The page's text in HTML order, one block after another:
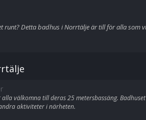
runt? Detta badhus i Norrtälje är till för alla som
välkomna till deras 25 metersbassäng.
aktiviteter i närheten.